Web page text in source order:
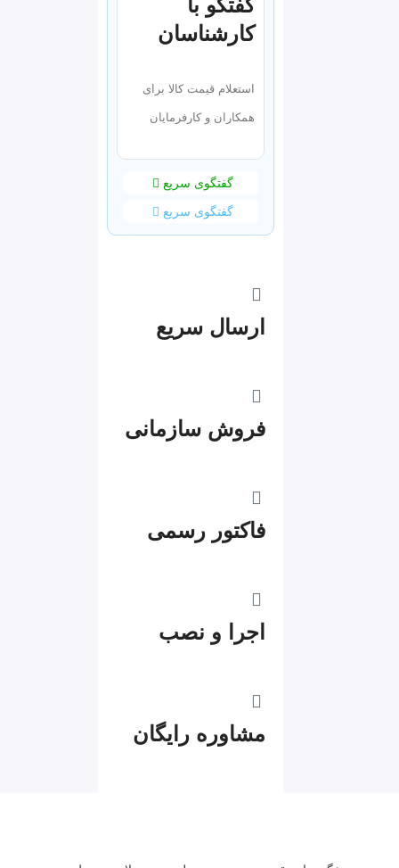
گفتگو با
کارشناسان
استعلام قیمت کالا برای
همکاران و کارفرمایان
گفتگوی سریع
گفتگوی سریع
ارسال سریع
فروش سازمانی
فاکتور رسمی
اجرا و نصب
مشاوره رایگان